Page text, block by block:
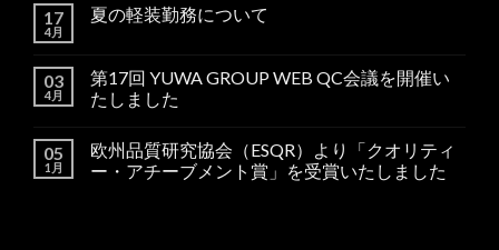
17
4月
夏の軽装勤務について
03
4月
第17回 YUWA GROUP WEB QC会議を開催い
たしました
05
1月
欧州品質研究協会（ESQR）より「クオリティ
ー・アチーブメント賞」を受賞いたしました